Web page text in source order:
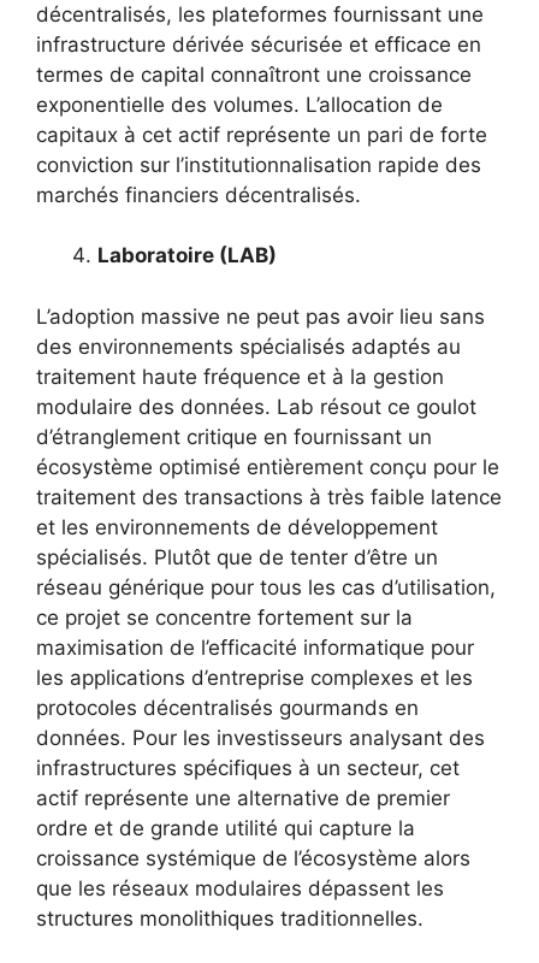
décentralisés, les plateformes fournissant une
infrastructure dérivée sécurisée et efficace en
termes de capital connaîtront une croissance
exponentielle des volumes. L’allocation de
capitaux à cet actif représente un pari de forte
conviction sur l’institutionnalisation rapide des
marchés financiers décentralisés.
Laboratoire (LAB)
L’adoption massive ne peut pas avoir lieu sans
des environnements spécialisés adaptés au
traitement haute fréquence et à la gestion
modulaire des données. Lab résout ce goulot
d’étranglement critique en fournissant un
écosystème optimisé entièrement conçu pour le
traitement des transactions à très faible latence
et les environnements de développement
spécialisés. Plutôt que de tenter d’être un
réseau générique pour tous les cas d’utilisation,
ce projet se concentre fortement sur la
maximisation de l’efficacité informatique pour
les applications d’entreprise complexes et les
protocoles décentralisés gourmands en
données. Pour les investisseurs analysant des
infrastructures spécifiques à un secteur, cet
actif représente une alternative de premier
ordre et de grande utilité qui capture la
croissance systémique de l’écosystème alors
que les réseaux modulaires dépassent les
structures monolithiques traditionnelles.